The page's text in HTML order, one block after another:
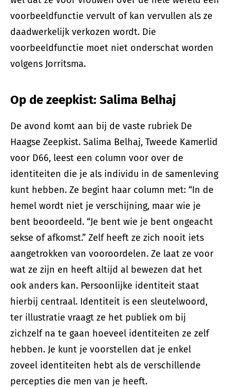
voorbeeldfunctie vervult of kan vervullen als ze
daadwerkelijk verkozen wordt. Die
voorbeeldfunctie moet niet onderschat worden
volgens Jorritsma.
Op de zeepkist: Salima Belhaj
De avond komt aan bij de vaste rubriek De
Haagse Zeepkist. Salima Belhaj, Tweede Kamerlid
voor D66, leest een column voor over de
identiteiten die je als individu in de samenleving
kunt hebben. Ze begint haar column met: “In de
hemel wordt niet je verschijning, maar wie je
bent beoordeeld. “Je bent wie je bent ongeacht
sekse of afkomst.” Zelf heeft ze zich nooit iets
aangetrokken van vooroordelen. Ze laat ze voor
wat ze zijn en heeft altijd al bewezen dat het
ook anders kan. Persoonlijke identiteit staat
hierbij centraal. Identiteit is een sleutelwoord,
ter illustratie vraagt ze het publiek om bij
zichzelf na te gaan hoeveel identiteiten ze zelf
hebben. Je kunt je voorstellen dat je enkel
zoveel identiteiten hebt als de verschillende
percepties die men van je heeft.